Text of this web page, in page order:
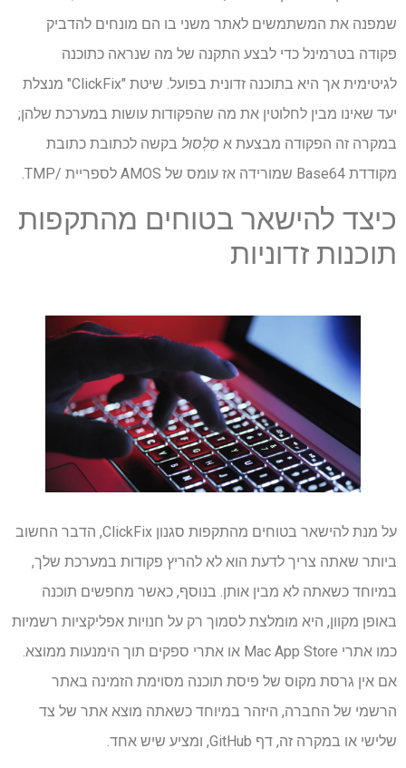
שמפנה את המשתמשים לאתר משני בו הם מונחים להדביק
פקודה בטרמינל כדי לבצע התקנה של מה שנראה כתוכנה
לגיטימית אך היא בתוכנה זדונית בפועל. שיטת "ClickFix" מנצלת
יעד שאינו מבין לחלוטין את מה שהפקודות עושות במערכת שלהן;
במקרה זה הפקודה מבצעת א סִלְסוּל בקשה לכתובת כתובת
מקודדת Base64 שמורידה אז עומס של AMOS לספריית /TMP.
כיצד להישאר בטוחים מהתקפות
תוכנות זדוניות
על מנת להישאר בטוחים מהתקפות סגנון ClickFix, הדבר החשוב
ביותר שאתה צריך לדעת הוא לא להריץ פקודות במערכת שלך,
במיוחד כשאתה לא מבין אותן. בנוסף, כאשר מחפשים תוכנה
באופן מקוון, היא מומלצת לסמוך רק על חנויות אפליקציות רשמיות
כמו אתרי Mac App Store או אתרי ספקים תוך הימנעות ממוצא.
אם אין גרסת מקוס של פיסת תוכנה מסוימת הזמינה באתר
הרשמי של החברה, היזהר במיוחד כשאתה מוצא אתר של צד
שלישי או במקרה זה, דף GitHub, ומציע שיש אחד.